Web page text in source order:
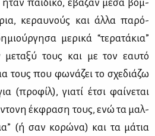
ήταν παι­δι­κό, έβα­ζαν μέ­σα βόμ­
κε­ραυ­νούς και άλ­λα πα­ρό­
με­ρι­κά “τε­ρα­τά­κια”
με­τα­ξύ τους και με τον εαυ­τό
τους που φω­νά­ζει το σχε­διά­ζω
(προ­φίλ), για­τί έτσι φαί­νε­ται
έκ­φρα­ση τους, ενώ τα μαλ­
(ή σαν κο­ρώ­να) και τα μά­τια